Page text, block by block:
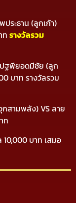
ระธาน (ลูกเก้า)
ท รางวัลรวม
ปฐพียอดมีชัย (ลูก
บาท รางวัลรวม
สามพลัง) VS ลาย
ท
10,000 บาท เสมอ